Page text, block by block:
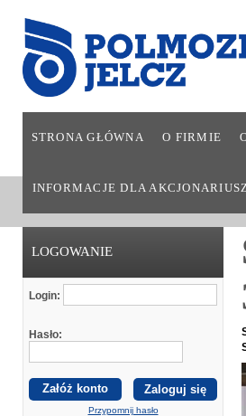
STRONA GŁÓWNA O FIRMIE
INFORMACJE DLA
LOGOWANIE
Login:
Hasło:
Załóż konto
Przypomnij hasło